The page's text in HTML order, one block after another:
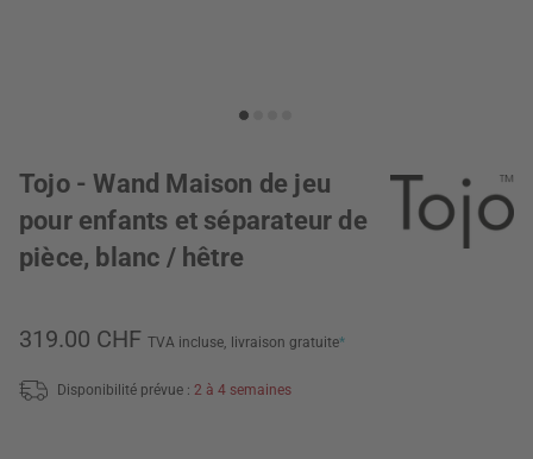
Tojo - Wand Maison de jeu
pour enfants et séparateur de
pièce, blanc / hêtre
319.00 CHF TVA incluse, livraison gratuite*
Disponibilité prévue : 2 à 4 semaines